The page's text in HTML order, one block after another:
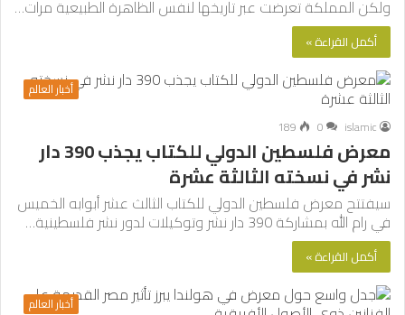
ولكن المملكة تعرضت عبر تاريخها لنفس الظاهرة الطبيعية مرات…
أكمل القراءة »
أخبار العالم
islamic
0
189
معرض فلسطين الدولي للكتاب يجذب 390 دار
نشر في نسخته الثالثة عشرة
سيفتتح معرض فلسطين الدولي للكتاب الثالث عشر أبوابه الخميس
في رام الله بمشاركة 390 دار نشر وتوكيلات لدور نشر فلسطينية…
أكمل القراءة »
أخبار العالم